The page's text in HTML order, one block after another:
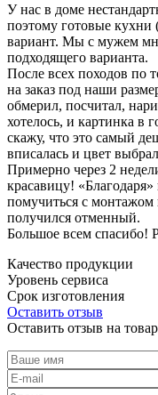
У нас в доме
поэтому готовые
вариант. Мы с мужем
подходящего варианта.
После всех походов по
на заказ под наши
обмерил, посчитал,
хотелось, и картинка в
скажу, что это самый
вписалась и цвет
Примерно через 2
красавицу!
помучиться с монтажом
получился отменный.
Большое всем спасибо!
Качество продукции
Уровень сервиса
Срок изготовления
Оставить отзыв
Оставить отзыв на